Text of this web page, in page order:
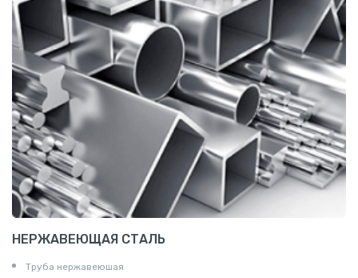
НЕРЖАВЕЮЩАЯ СТАЛЬ
Труба нержавеюшая